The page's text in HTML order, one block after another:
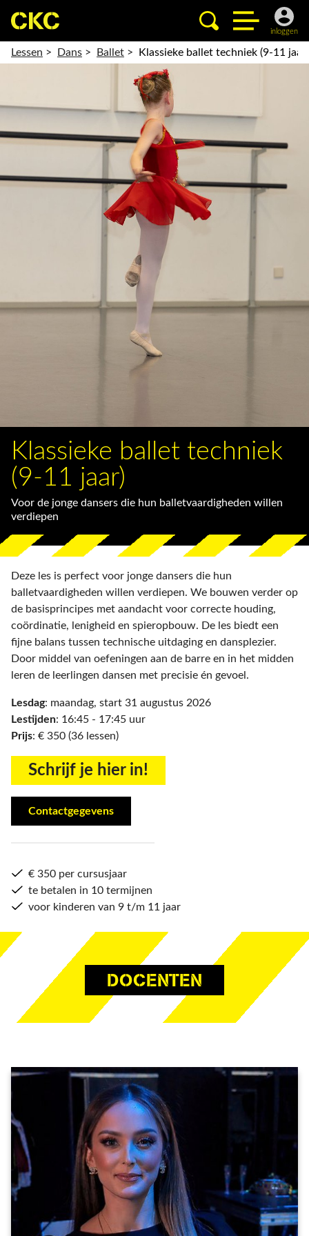
inloggen
Lessen > Dans > Ballet > Klassieke ballet techniek (9-11 jaar)
Klassieke ballet techniek
(9-11 jaar)
Voor de jonge dansers die hun balletvaardigheden willen
verdiepen
Deze les is perfect voor jonge dansers die hun
balletvaardigheden willen verdiepen. We bouwen verder op
de basisprincipes met aandacht voor correcte houding,
coördinatie, lenigheid en spieropbouw. De les biedt een
fijne balans tussen technische uitdaging en dansplezier.
Door middel van oefeningen aan de barre en in het midden
leren de leerlingen dansen met precisie én gevoel.
Lesdag: maandag, start 31 augustus 2026
Lestijden: 16:45 - 17:45 uur
Prijs: € 350 (36 lessen)
Schrijf je hier in!
Contactgegevens
€ 350 per cursusjaar
te betalen in 10 termijnen
voor kinderen van 9 t/m 11 jaar
DOCENTEN